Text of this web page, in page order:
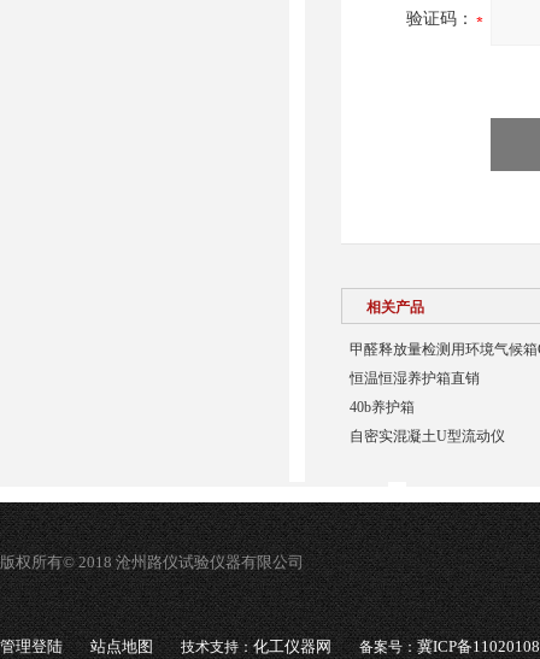
验证码：
相关产品
甲醛释放量检测用环境气候箱
恒温恒湿养护箱直销
40b养护箱
自密实混凝土U型流动仪
版权所有© 2018 沧州路仪试验仪器有限公司
管理登陆 站点地图 技术支持：化工仪器网 备案号：冀ICP备